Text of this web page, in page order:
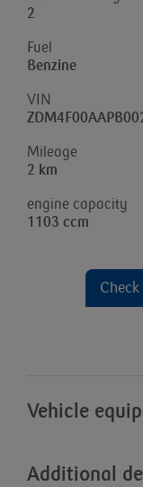
2
Fuel
Benzine
VIN
Mileage
2 km
engine capacity
1103 ccm
Vehicle
Additional